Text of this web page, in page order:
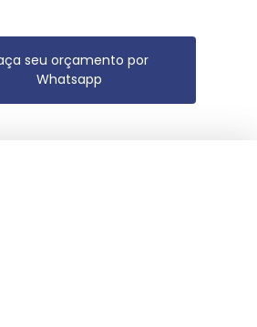
seu orçamento por
Whatsapp